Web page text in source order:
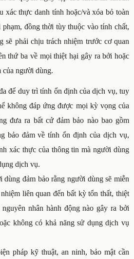
xác thực danh tính hoặc/và xóa bỏ toàn
đồng thời tùy thuộc vào tính chất,
sẽ phải chịu trách nhiệm trước cơ quan
thứ ba về mọi thiệt hại gây ra bởi hoặc
của người dùng.
để duy trì tính ổn định của dịch vụ, tuy
không đáp ứng được mọi kỳ vọng của
đưa ra bất cứ đảm bảo nào bao gồm
bảo đảm về tính ổn định của dịch vụ,
xác thực của thông tin mà người dùng
dịch vụ.
đảm bảo rằng người dùng sẽ miễn
liên quan đến bất kỳ tổn thất, thiệt
nhân hành động nào gây ra bởi
không có khả năng sử dụng dịch vụ
pháp kỹ thuật, an ninh, bảo mật cần